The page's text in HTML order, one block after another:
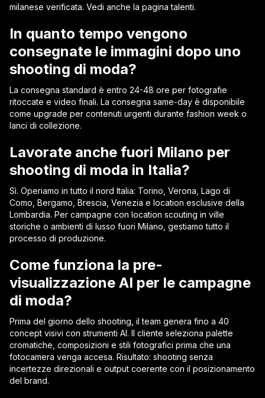
milanese verificata. Vedi anche la pagina talenti.
In quanto tempo vengono
consegnate le immagini dopo uno
shooting di moda?
La consegna standard è entro 24-48 ore per fotografie
ritoccate e video finali. La consegna same-day è disponibile
come upgrade per contenuti urgenti durante fashion week o
lanci di collezione.
Lavorate anche fuori Milano per
shooting di moda in Italia?
Sì. Operiamo in tutto il nord Italia: Torino, Verona, Lago di
Como, Bergamo, Brescia, Venezia e location esclusive della
Lombardia. Per campagne con location scouting in ville
storiche o ambienti di lusso fuori Milano, gestiamo tutto il
processo di produzione.
Come funziona la pre-
visualizzazione AI per le campagne
di moda?
Prima del giorno dello shooting, il team genera fino a 40
concept visivi con strumenti AI. Il cliente seleziona palette
cromatiche, composizioni e stili fotografici prima che una
fotocamera venga accesa. Risultato: shooting senza
incertezze direzionali e output coerente con il posizionamento
del brand.